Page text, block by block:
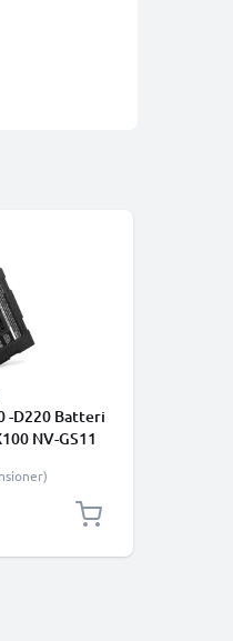
-D220 Batteri
NV-GS11
DS15,